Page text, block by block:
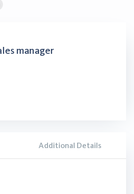
manager
Additional Details